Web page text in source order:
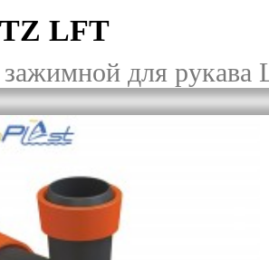
LFT
для рукава